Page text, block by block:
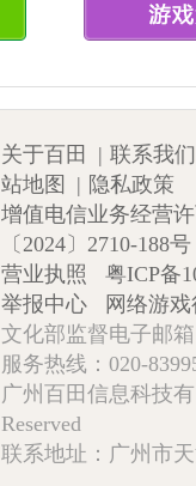
关于百田 | 联系我们
站地图
| 隐私政策
增值电信业务经营
〔2024〕2710-188号
营业执照
粤ICP备
举报中心
网络游
文化部监督电子邮
服务热线：020-
广州百田信息科技
Reserved
联系地址：广州市